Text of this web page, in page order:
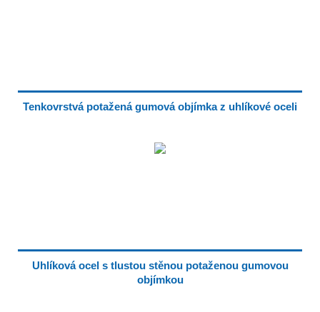
Tenkovrstvá potažená gumová objímka z uhlíkové oceli
Uhlíková ocel s tlustou stěnou potaženou gumovou
objímkou